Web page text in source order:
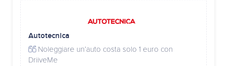
Autotecnica
Noleggiare un’auto costa solo 1 euro con
DriiveMe